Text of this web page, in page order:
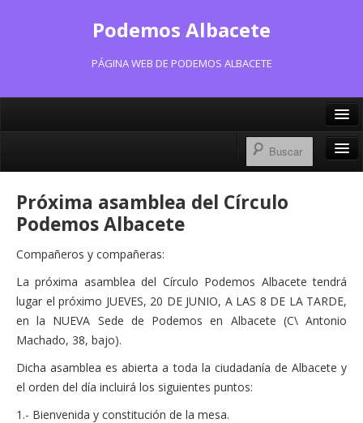
Podemos Albacete
PÁGINA WEB DE PODEMOS ALBACETE
Facebook
Instagram
Portavoz Municipal
Consejo Ciudadano Municipal
Actas Consejo Ciudadano
Actas Asamblea Ciudadana
Contacto
Financiación
Participa con Podemos en Albacete
Próxima asamblea del Círculo
Podemos Albacete
Compañeros y compañeras:
La próxima asamblea del Círculo Podemos Albacete tendrá
lugar el próximo JUEVES, 20 DE JUNIO, A LAS 8 DE LA TARDE,
en la NUEVA Sede de Podemos en Albacete (C\ Antonio
Machado, 38, bajo).
Dicha asamblea es abierta a toda la ciudadanía de Albacete y
el orden del día incluirá los siguientes puntos:
1.- Bienvenida y constitución de la mesa.